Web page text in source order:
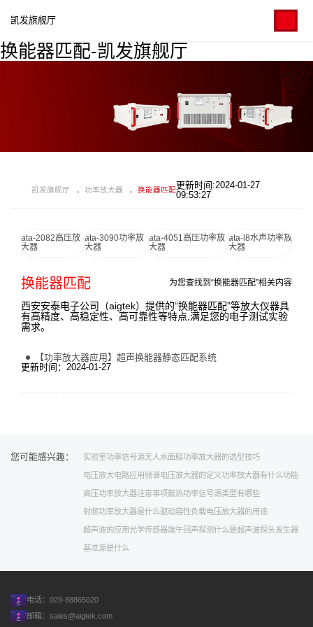
换能器匹配-凯发旗舰厅
凯发旗舰厅
凯发旗舰厅 功率放大器 换能器匹配更新时间:2024-01-27
09:53:27
ata-2082高压放
大器
ata-3090功率放
大器
ata-4051高压功率放
大器
ata-l8水声功率放
大器
换能器匹配 为您查找到“换能器匹配”相关内容
西安安泰电子公司（aigtek）提供的“换能器匹配”等放大仪器具
有高精度、高稳定性、高可靠性等特点,满足您的电子测试实验
需求。
【功率放大器应用】超声换能器静态匹配系统
更新时间：2024-01-27
您可能感兴趣： 实验室功率信号源无人水面艇功率放大器的选型技巧
电压放大电路应用频谱电压放大器的定义功率放大器有什么功能
高压功率放大器注意事项散热功率信号源类型有哪些
射频功率放大器是什么驱动容性负载电压放大器的用途
超声波的应用光学传感器端午 回声探测 什么是超声波探头发生器
基准源是什么
电话：029-88865020
邮箱： sales@aigtek.com